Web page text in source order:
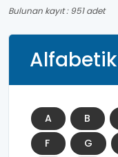
Bulunan kayıt : 951 adet
A B
F
G